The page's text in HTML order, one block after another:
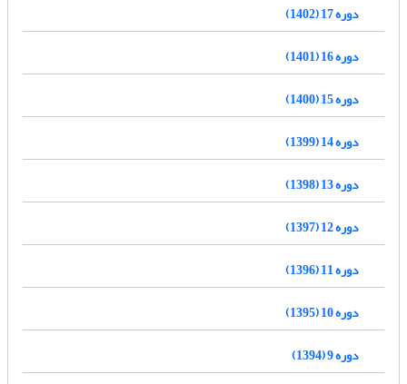
دوره 17 (1402)
دوره 16 (1401)
دوره 15 (1400)
دوره 14 (1399)
دوره 13 (1398)
دوره 12 (1397)
دوره 11 (1396)
دوره 10 (1395)
دوره 9 (1394)